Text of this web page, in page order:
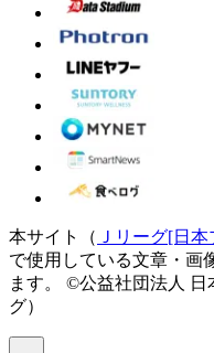
本サイト（ Ｊリーグ[日
で使用している文章・画
ます。
©公益社団法人 日
グ）